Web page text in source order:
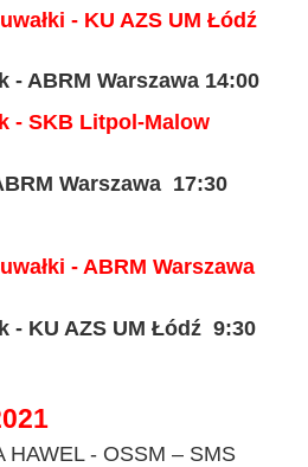
- KU AZS UM Łódź
- ABRM Warszawa 14:00
- SKB Litpol-Malow
Warszawa 17:30
- ABRM Warszawa
- KU AZS UM Łódź 9:30
HAWEL - OSSM – SMS